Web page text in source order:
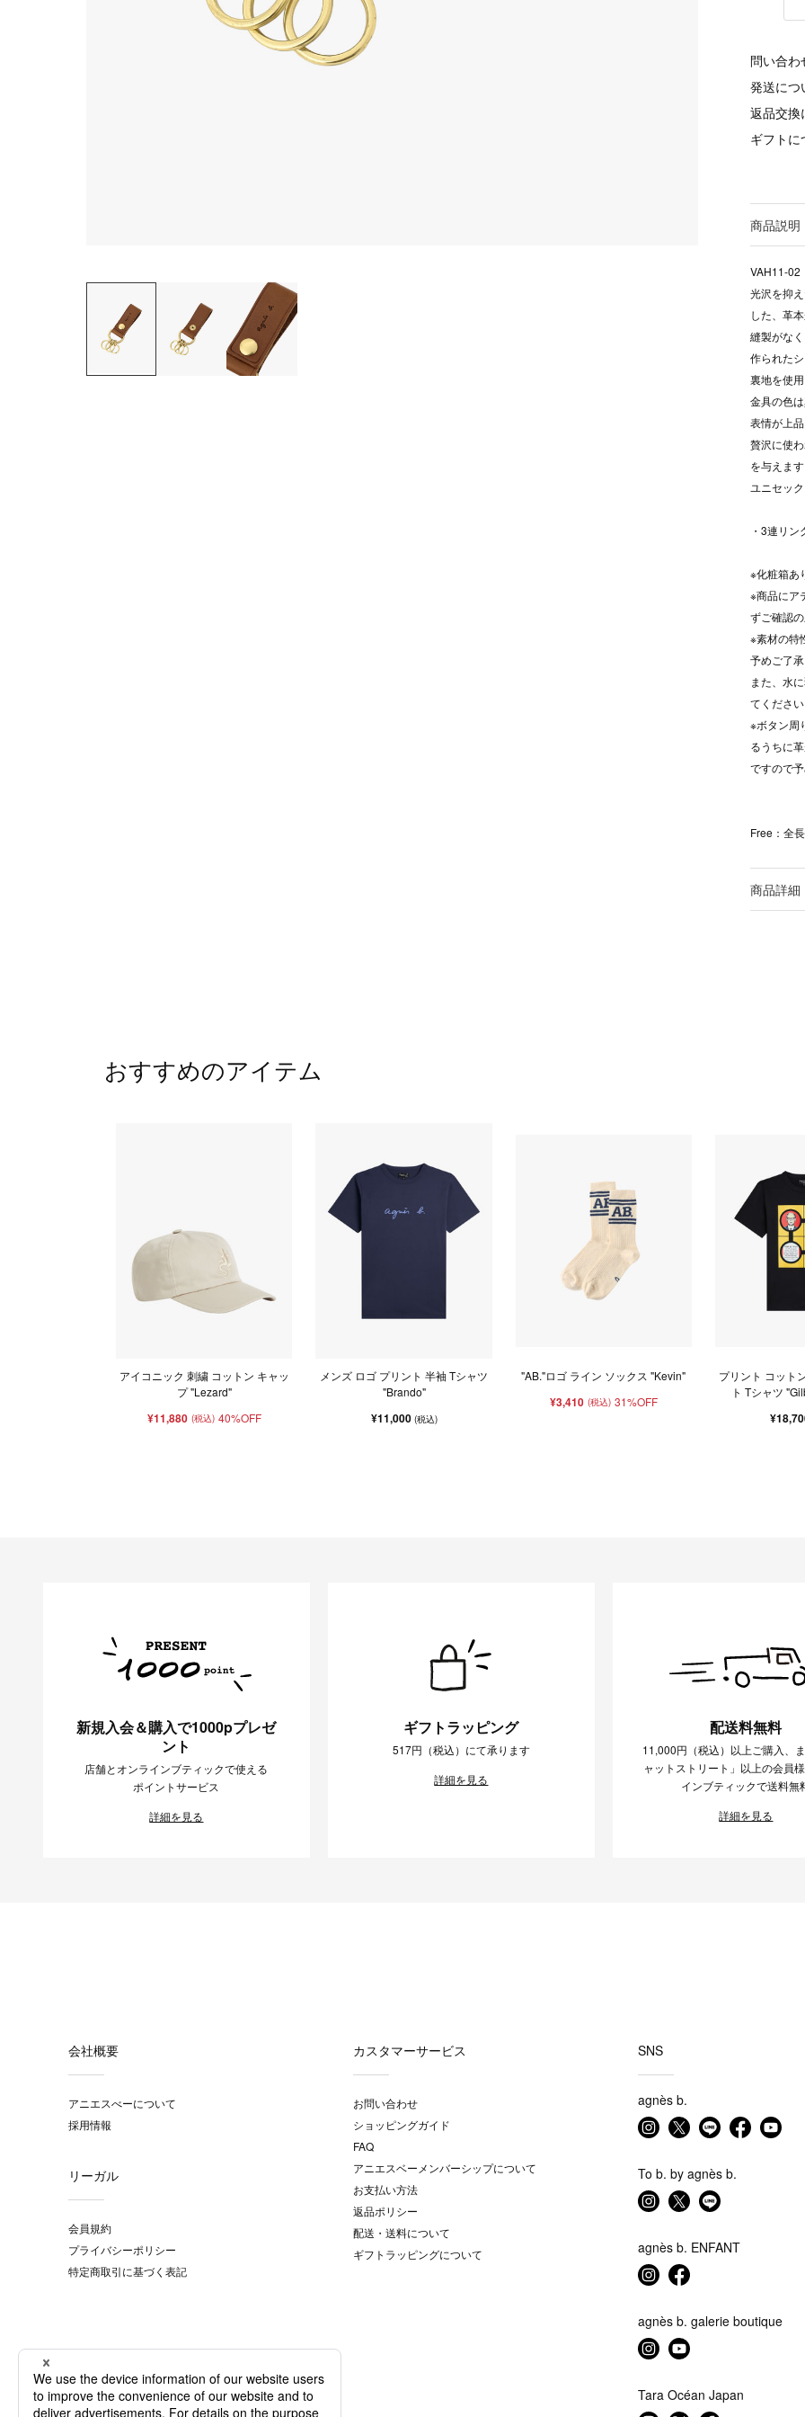
問い合わ
発送につ
返品交換
ギフトに
商品説明
VAH11-02
光沢を抑
した、革
縫製がな
作られた
裏地を使
金具の色
表情が上
贅沢に使
を与えま
ユニセッ
・3連リン
※化粧箱あ
※商品にア
ずご確認
※素材の特
予めご了
また、水
てくださ
※ボタン周
るうちに
ですので
Free：全
商品詳細
おすすめのアイテム
アイコニック 刺繍 コットン キャッ
プ "Lezard"
¥11,880 (税込) 40%OFF
メンズ ロゴ プリント 半袖 Tシャツ
"Brando"
¥11,000 (税込)
"AB."ロゴ ライン ソックス "Kevin"
¥3,410 (税込) 31%OFF
プリント コット
ト Tシャツ
新規入会＆購入で1000pプレゼ
ント
店舗とオンラインブティックで使える
ポイントサービス
詳細を見る
ギフトラッピング
517円（税込）にて承ります
詳細を見る
配送料無料
11,000円（税込）以上ご購入、
ャットストリート」以上の会員
インブティックで送料無
詳細を見る
会社概要
アニエスべーについて
採用情報
リーガル
会員規約
プライバシーポリシー
特定商取引に基づく表記
カスタマーサービス
お問い合わせ
ショッピングガイド
FAQ
アニエスベーメンバーシップについて
お支払い方法
返品ポリシー
配送・送料について
ギフトラッピングについて
SNS
agnès b.
To b. by agnès b.
agnès b. ENFANT
agnès b. galerie boutique
Tara Océan Japan